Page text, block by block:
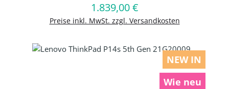
Regulärer Preis:
1.839,00 €
Preise inkl. MwSt. zzgl. Versandkosten
In den Warenkorb
NEW IN
Wie neu